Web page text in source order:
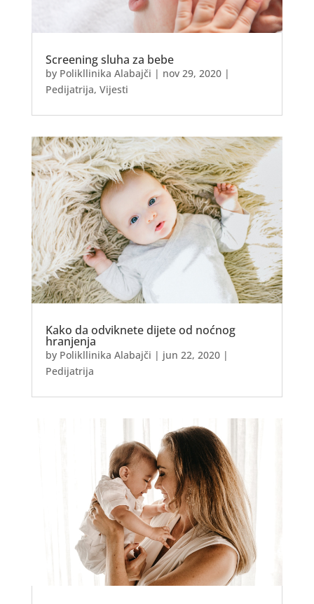
Screening sluha za bebe
by Polikllinika Alabajči | nov 29, 2020|
Pedijatrija, Vijesti
Kako da odviknete dijete od noćnog
hranjenja
by Polikllinika Alabajči | jun 22, 2020|
Pedijatrija